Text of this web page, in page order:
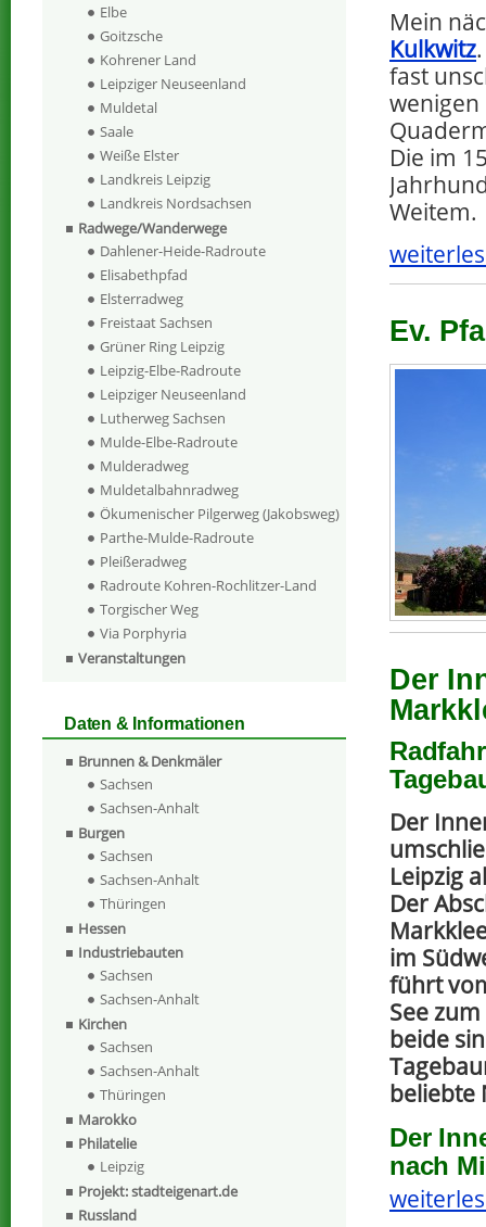
Mein
Kulkwitz
fast
Die im
Weitem.
Ev.
Der
Der
Leipzig
Der
im
führt
See
beide
beliebte
Der
nach
Elbe
Goitzsche
Kohrener Land
Leipziger Neuseenland
Muldetal
Saale
Weiße Elster
Landkreis Leipzig
Landkreis Nordsachsen
Radwege/Wanderwege
Dahlener-Heide-Radroute
Elisabethpfad
Elsterradweg
Freistaat Sachsen
Grüner Ring Leipzig
Leipzig-Elbe-Radroute
Leipziger Neuseenland
Lutherweg Sachsen
Mulde-Elbe-Radroute
Mulderadweg
Muldetalbahnradweg
Ökumenischer Pilgerweg (Jakobsweg)
Parthe-Mulde-Radroute
Pleißeradweg
Radroute Kohren-Rochlitzer-Land
Torgischer Weg
Via Porphyria
Veranstaltungen
Daten & Informationen
Brunnen & Denkmäler
Sachsen
Sachsen-Anhalt
Burgen
Sachsen
Sachsen-Anhalt
Thüringen
Hessen
Industriebauten
Sachsen
Sachsen-Anhalt
Kirchen
Sachsen
Sachsen-Anhalt
Thüringen
Marokko
Philatelie
Leipzig
Projekt: stadteigenart.de
Russland